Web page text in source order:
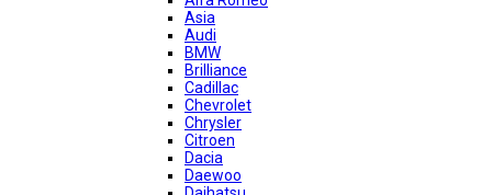
Asia
Audi
BMW
Brilliance
Cadillac
Chevrolet
Chrysler
Citroen
Dacia
Daewoo